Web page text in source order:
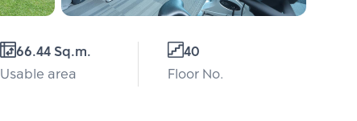
66.44 Sq.m.
Usable area
40
Floor No.